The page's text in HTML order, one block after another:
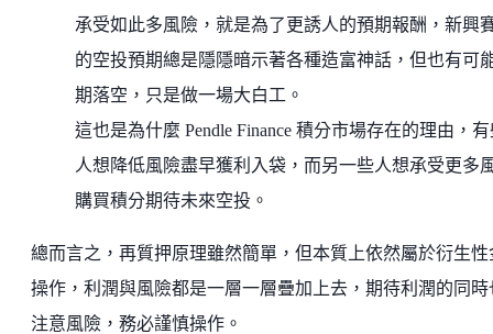
承受如此多風險，就是為了更誘人的預期報酬，新興
的空投預期總是隱隱暗示著各種造富神話，但也有可
期落空，只是做一場大白工。
這也是為什麼 Pendle Finance 積分市場存在的理由，
人想降低風險盡早獲利入袋，而另一些人想承受更多
購買積分期待未來空投。
總而言之，再質押原理雖然簡單，但本質上依然屬於衍生性
操作，利潤與風險都是一層一層疊加上去，期待利潤的同時
注意風險，務必謹慎操作。